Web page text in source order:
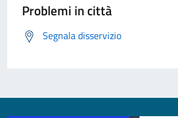
Problemi in città
Segnala disservizio